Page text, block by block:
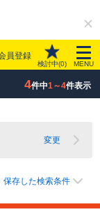
員登録
検討中(0) MENU
4件中1～4件表示
変更
保存した検索条件